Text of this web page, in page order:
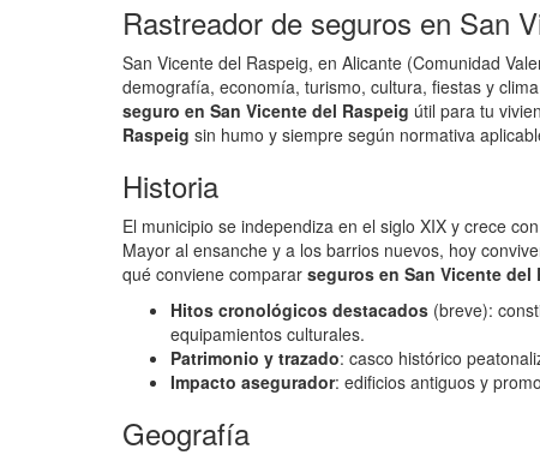
Rastreador de seguros en San
San Vicente del Raspeig, en Alicante (Comunidad
demografía, economía, turismo, cultura, fiestas y
seguro en San Vicente del Raspeig útil para tu
Raspeig sin humo y siempre según normativa
Historia
El municipio se independiza en el siglo XIX y crece
Mayor al ensanche y a los barrios nuevos, hoy
qué conviene comparar seguros en San Vicente del
Hitos cronológicos destacados (breve):
equipamientos culturales.
Patrimonio y trazado: casco histórico
Impacto asegurador: edificios antiguos y
Geografía